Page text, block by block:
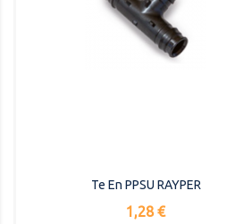
Te En PPSU RAYPER
Precio
1,28 €